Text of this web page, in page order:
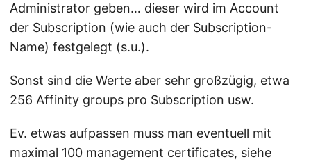
Administrator geben… dieser wird im Account
der Subscription (wie auch der Subscription-
Name) festgelegt (s.u.).
Sonst sind die Werte aber sehr großzügig, etwa
256 Affinity groups pro Subscription usw.
Ev. etwas aufpassen muss man eventuell mit
maximal 100 management certificates, siehe